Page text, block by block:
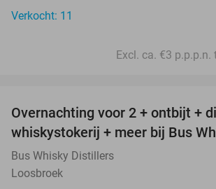
Verkocht: 11
Excl. ca. €3
Overnachting voor 2 + ontbijt +
whiskystokerij + meer bij Bus
Bus Whisky Distillers
Loosbroek